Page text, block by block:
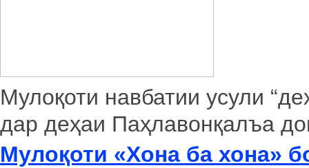
Мулоқоти навбатии усули
дар деҳаи Паҳлавонқалъа
Мулоқоти «Хона ба хона»